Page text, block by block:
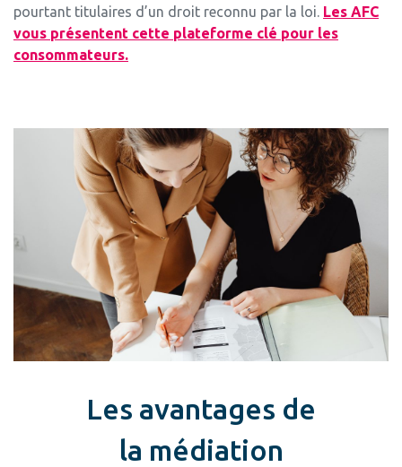
pourtant titulaires d’un droit reconnu par la loi. Les AFC
vous présentent cette plateforme clé pour les
consommateurs.
Les avantages de
la médiation